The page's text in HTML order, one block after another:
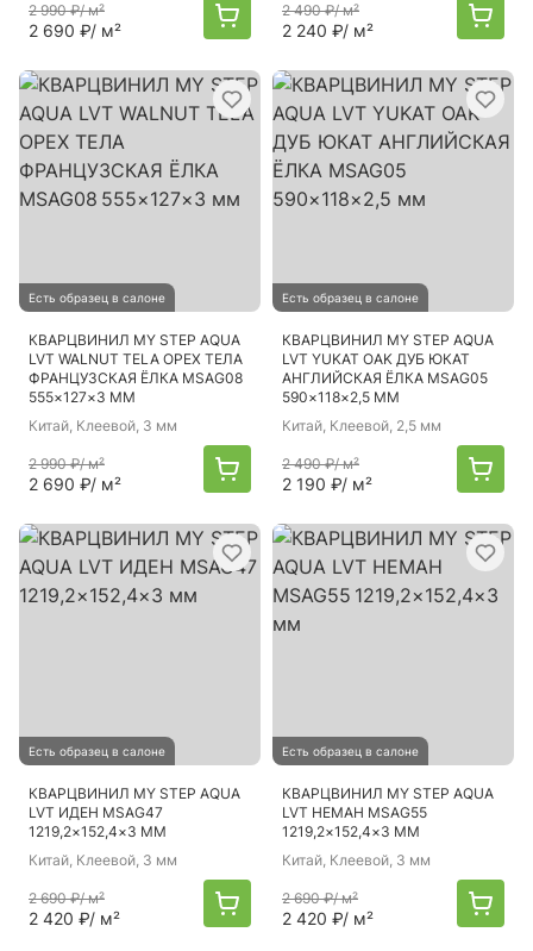
2 990 ₽/ м²
2 690 ₽/ м²
2 490 ₽/ м²
2 240 ₽/ м²
Есть образец в салоне
КВАРЦВИНИЛ MY STEP AQUA
LVT WALNUT TELA ОРЕХ ТЕЛА
ФРАНЦУЗСКАЯ ЁЛКА MSAG08
555×127×3 ММ
Китай, Клеевой, 3 мм
2 990 ₽/ м²
2 690 ₽/ м²
Есть образец в салоне
КВАРЦВИНИЛ MY STEP AQUA
LVT YUKAT OAK ДУБ ЮКАТ
АНГЛИЙСКАЯ ЁЛКА MSAG05
590×118×2,5 ММ
Китай, Клеевой, 2,5 мм
2 490 ₽/ м²
2 190 ₽/ м²
Есть образец в салоне
КВАРЦВИНИЛ MY STEP AQUA
LVT ИДЕН MSAG47
1219,2×152,4×3 ММ
Китай, Клеевой, 3 мм
2 690 ₽/ м²
2 420 ₽/ м²
Есть образец в салоне
КВАРЦВИНИЛ MY STEP AQUA
LVT НЕМАН MSAG55
1219,2×152,4×3 ММ
Китай, Клеевой, 3 мм
2 690 ₽/ м²
2 420 ₽/ м²